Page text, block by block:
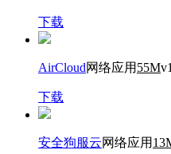
下载
AirCloud网络应用 55M
下载
安全狗服云网络应用